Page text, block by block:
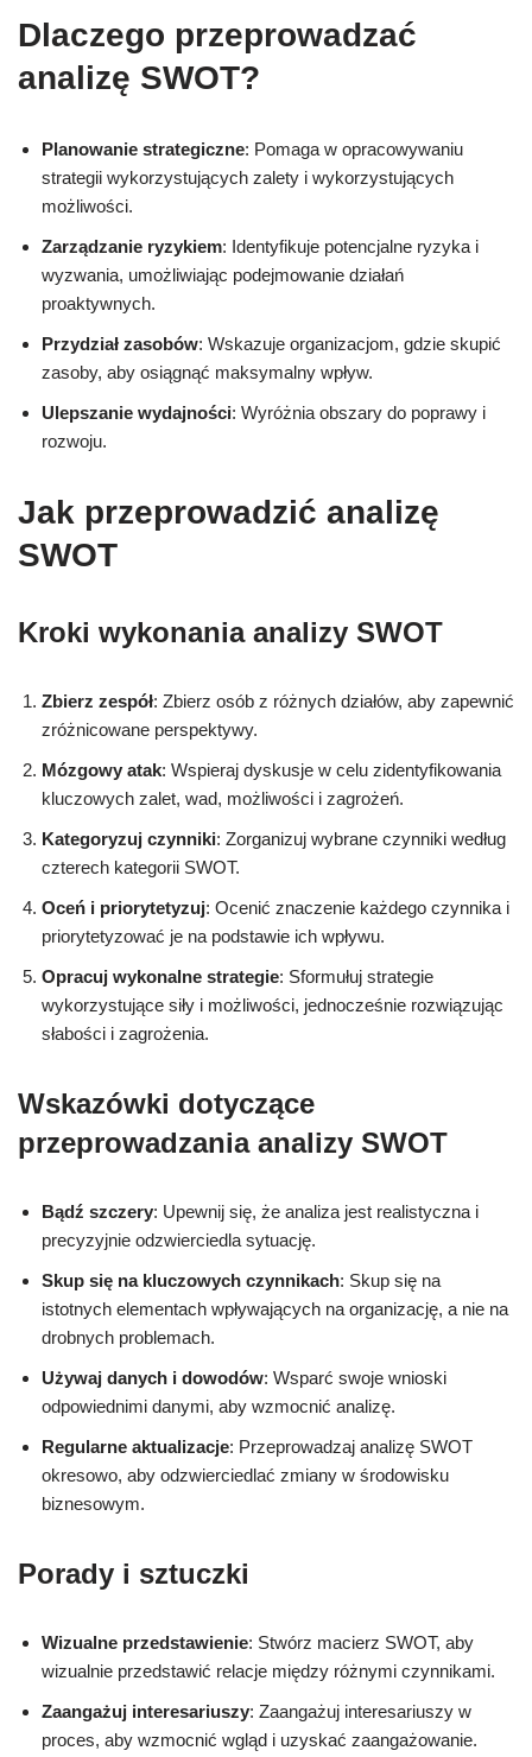
Dlaczego przeprowadzać
analizę SWOT?
Planowanie strategiczne: Pomaga w opracowywaniu
strategii wykorzystujących zalety i wykorzystujących
możliwości.
Zarządzanie ryzykiem: Identyfikuje potencjalne ryzyka i
wyzwania, umożliwiając podejmowanie działań
proaktywnych.
Przydział zasobów: Wskazuje organizacjom, gdzie skupić
zasoby, aby osiągnąć maksymalny wpływ.
Ulepszanie wydajności: Wyróżnia obszary do poprawy i
rozwoju.
Jak przeprowadzić analizę
SWOT
Kroki wykonania analizy SWOT
Zbierz zespół: Zbierz osób z różnych działów, aby zapewnić
zróżnicowane perspektywy.
Mózgowy atak: Wspieraj dyskusje w celu zidentyfikowania
kluczowych zalet, wad, możliwości i zagrożeń.
Kategoryzuj czynniki: Zorganizuj wybrane czynniki według
czterech kategorii SWOT.
Oceń i priorytetyzuj: Ocenić znaczenie każdego czynnika i
priorytetyzować je na podstawie ich wpływu.
Opracuj wykonalne strategie: Sformułuj strategie
wykorzystujące siły i możliwości, jednocześnie rozwiązując
słabości i zagrożenia.
Wskazówki dotyczące
przeprowadzania analizy SWOT
Bądź szczery: Upewnij się, że analiza jest realistyczna i
precyzyjnie odzwierciedla sytuację.
Skup się na kluczowych czynnikach: Skup się na
istotnych elementach wpływających na organizację, a nie na
drobnych problemach.
Używaj danych i dowodów: Wsparć swoje wnioski
odpowiednimi danymi, aby wzmocnić analizę.
Regularne aktualizacje: Przeprowadzaj analizę SWOT
okresowo, aby odzwierciedlać zmiany w środowisku
biznesowym.
Porady i sztuczki
Wizualne przedstawienie: Stwórz macierz SWOT, aby
wizualnie przedstawić relacje między różnymi czynnikami.
Zaangażuj interesariuszy: Zaangażuj interesariuszy w
proces, aby wzmocnić wgląd i uzyskać zaangażowanie.